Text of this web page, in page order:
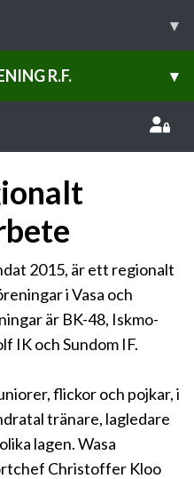
▾
R.F. ▾
2015, är ett regionalt
i Vasa och
är BK-48, Iskmo-
IK och Sundom IF.
flickor och pojkar, i
tränare, lagledare
lagen. Wasa
Christoffer Kloo